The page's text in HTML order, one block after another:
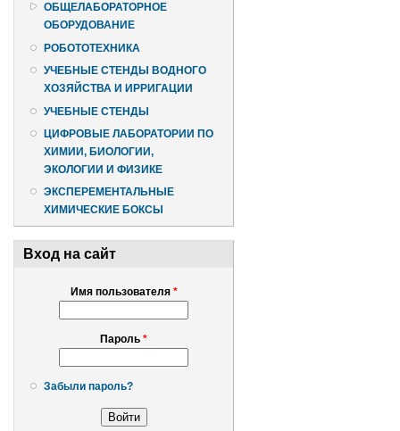
ОБЩЕЛАБОРАТОРНОЕ
ОБОРУДОВАНИЕ
РОБОТОТЕХНИКА
УЧЕБНЫЕ СТЕНДЫ ВОДНОГО
ХОЗЯЙСТВА И ИРРИГАЦИИ
УЧЕБНЫЕ СТЕНДЫ
ЦИФРОВЫЕ ЛАБОРАТОРИИ ПО
ХИМИИ, БИОЛОГИИ,
ЭКОЛОГИИ И ФИЗИКЕ
ЭКСПЕРЕМЕНТАЛЬНЫЕ
ХИМИЧЕСКИЕ БОКСЫ
Вход на сайт
Имя пользователя *
Пароль *
Забыли пароль?